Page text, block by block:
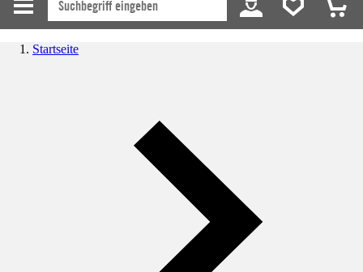
Startseite